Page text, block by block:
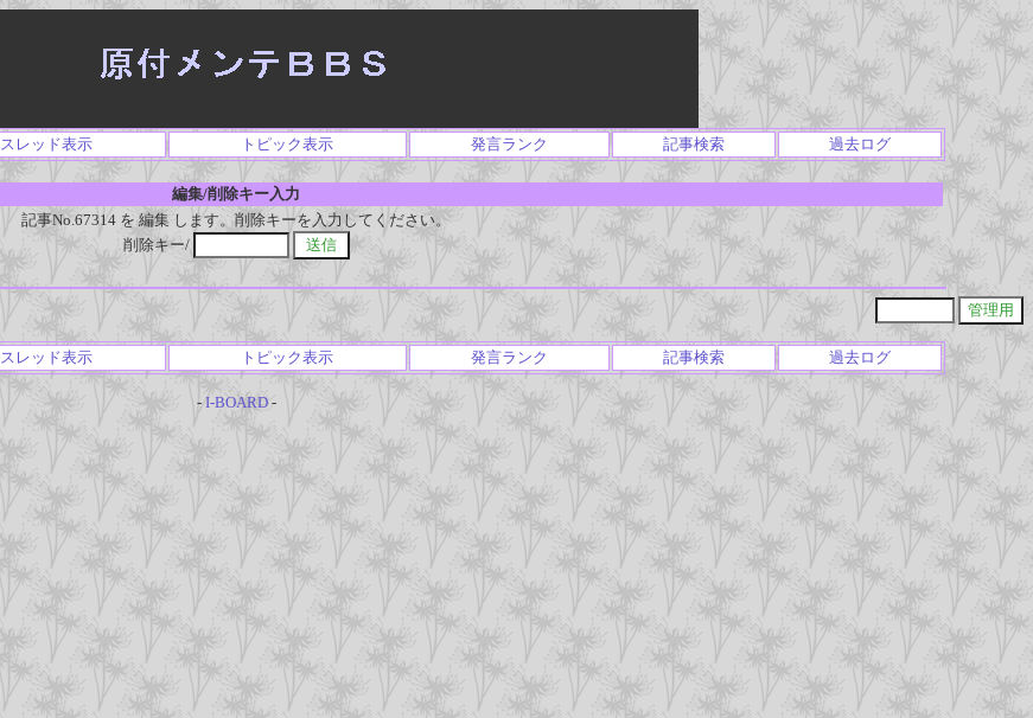
スレッド表示 トピック表示 発言ランク 記事検索 過去ログ
編集/削除キー入力
記事No.67314 を 編集 します。削除キーを入力してください。
削除キー/
スレッド表示 トピック表示 発言ランク 記事検索 過去ログ
- I-BOARD-